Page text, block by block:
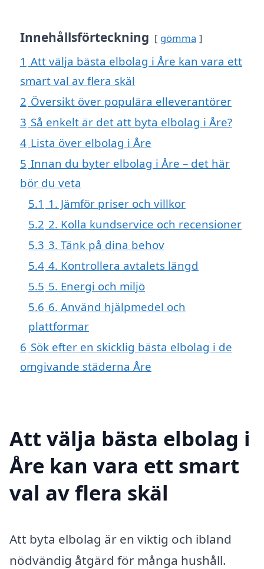
Innehållsförteckning gömma
1 Att välja bästa elbolag i Åre kan vara ett
smart val av flera skäl
2 Översikt över populära elleverantörer
3 Så enkelt är det att byta elbolag i Åre?
4 Lista över elbolag i Åre
5 Innan du byter elbolag i Åre – det här
bör du veta
5.1 1. Jämför priser och villkor
5.2 2. Kolla kundservice och recensioner
5.3 3. Tänk på dina behov
5.4 4. Kontrollera avtalets längd
5.5 5. Energi och miljö
5.6 6. Använd hjälpmedel och
plattformar
6 Sök efter en skicklig bästa elbolag i de
omgivande städerna Åre
Att välja bästa elbolag i
Åre kan vara ett smart
val av flera skäl
Att byta elbolag är en viktig och ibland
nödvändig åtgärd för många hushåll.